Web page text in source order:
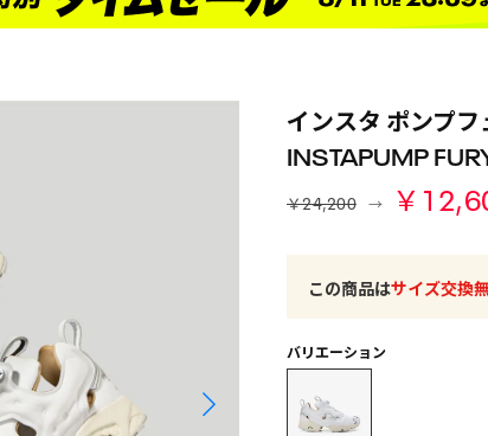
インスタ ポンプ
INSTAPUMP
￥24,200 ￥
この商品はサイズ交換
バリエーション